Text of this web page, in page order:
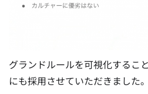
グランドルールを可視化するこ
にも採用させていただきました。